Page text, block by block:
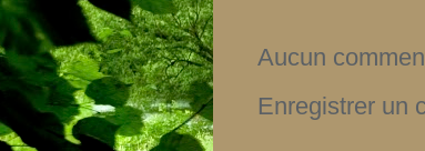
Aucun
Enregistrer un